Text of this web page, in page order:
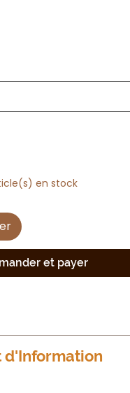
en stock
et payer
d'Information